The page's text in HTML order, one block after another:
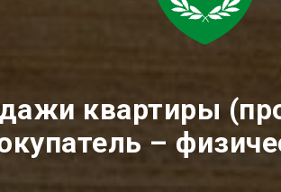
квартиры
–